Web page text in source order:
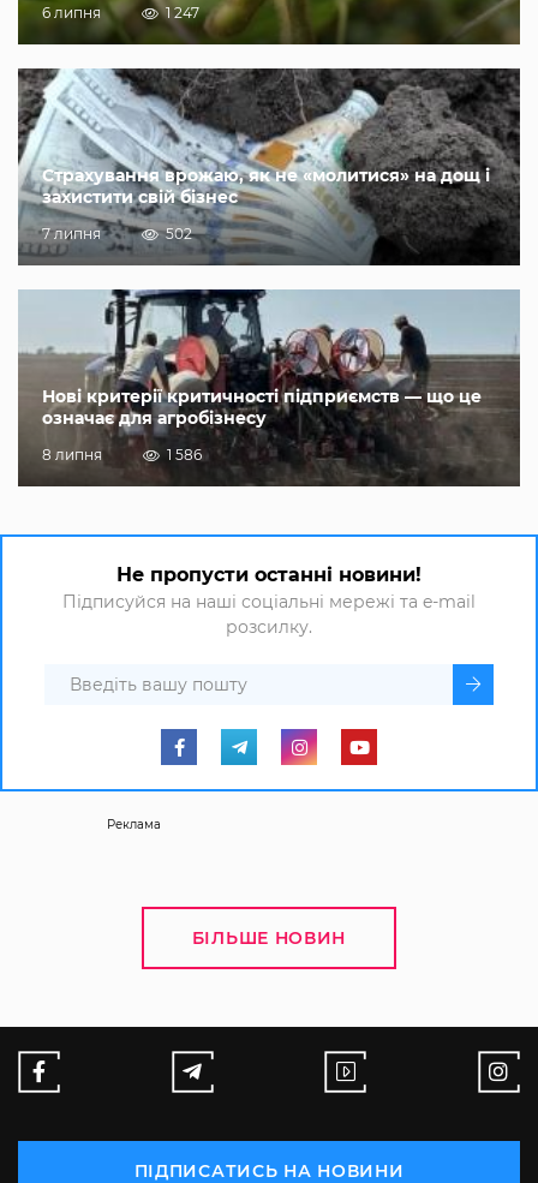
6 липня 1 247
Страхування врожаю, як не «молитися» на дощ і
захистити свій бізнес
7 липня 502
Нові критерії критичності підприємств — що це
означає для агробізнесу
8 липня 1 586
Не пропусти останні новини!
Підписуйся на наші соціальні мережі та e-mail
розсилку.
Реклама
БІЛЬШЕ НОВИН
ПІДПИСАТИСЬ НА НОВИНИ